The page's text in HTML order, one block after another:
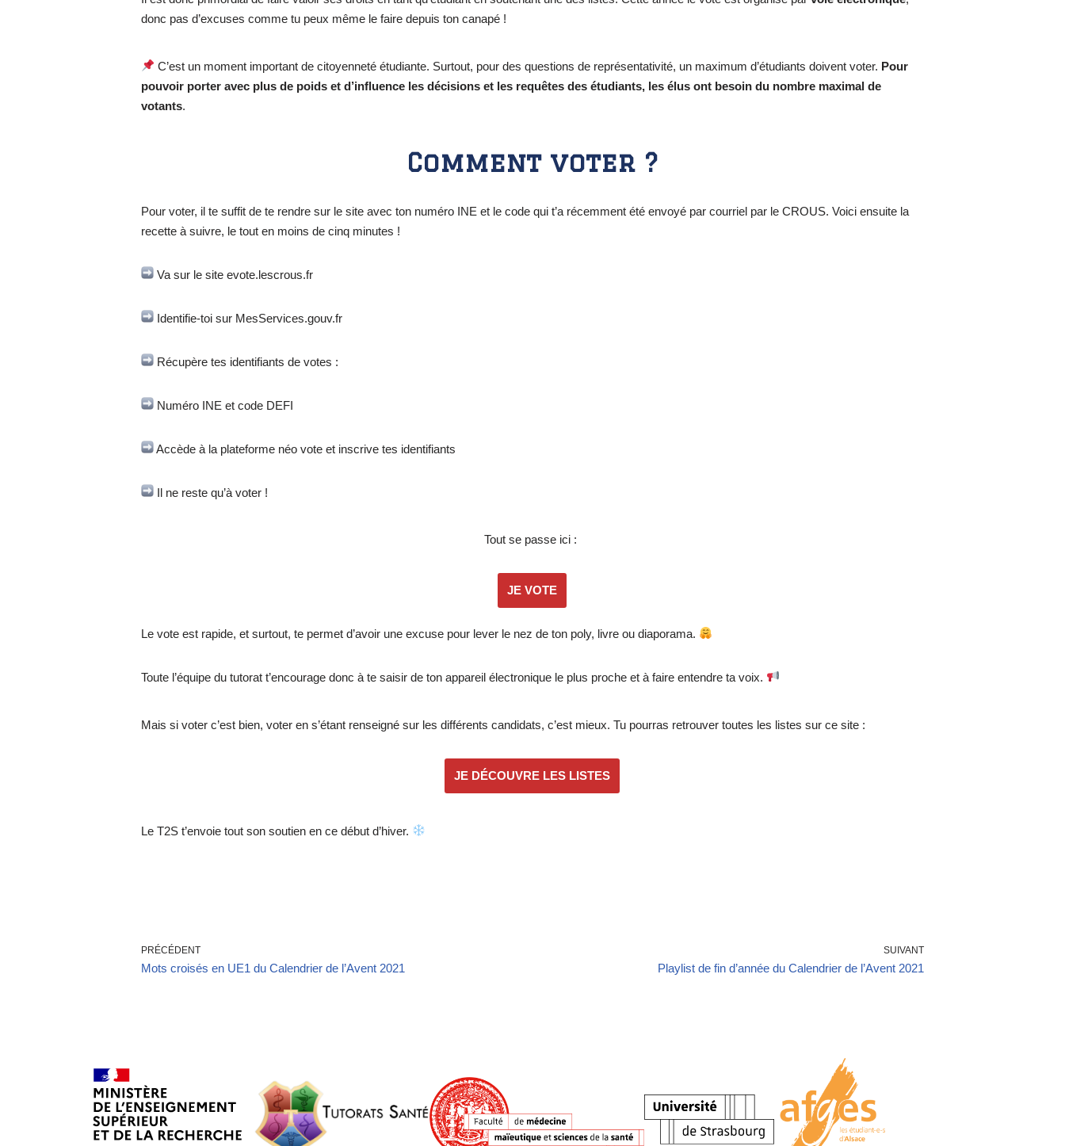
donc pas d’excuses comme tu peux même le faire depuis ton canapé !
C’est un moment important de citoyenneté étudiante. Surtout, pour des questions de représentativité, un maximum d’étudiants doivent voter. Pour
pouvoir porter avec plus de poids et d’influence les décisions et les requêtes des étudiants, les élus ont besoin du nombre maximal de
votants.
Comment voter ?
Pour voter, il te suffit de te rendre sur le site avec ton numéro INE et le code qui t’a récemment été envoyé par courriel par le CROUS. Voici ensuite la
recette à suivre, le tout en moins de cinq minutes !
Va sur le site evote.lescrous.fr
Identifie-toi sur MesServices.gouv.fr
Récupère tes identifiants de votes :
Numéro INE et code DEFI
Accède à la plateforme néo vote et inscrive tes identifiants
Il ne reste qu’à voter !
Tout se passe ici :
JE VOTE
Le vote est rapide, et surtout, te permet d’avoir une excuse pour lever le nez de ton poly, livre ou diaporama.
Toute l’équipe du tutorat t’encourage donc à te saisir de ton appareil électronique le plus proche et à faire entendre ta voix.
Mais si voter c’est bien, voter en s’étant renseigné sur les différents candidats, c’est mieux. Tu pourras retrouver toutes les listes sur ce site :
JE DÉCOUVRE LES LISTES
Le T2S t’envoie tout son soutien en ce début d’hiver.
PRÉCÉDENT
Mots croisés en UE1 du Calendrier de l’Avent 2021
SUIVANT
Playlist de fin d’année du Calendrier de l’Avent 2021